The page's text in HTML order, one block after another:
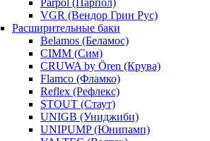
Parpol (Парпол)
VGR (Вендор Грин Рус)
Расширительные баки
Belamos (Беламос)
CIMM (Сим)
CRUWA by Ören (Крува)
Flamco (Фламко)
Reflex (Рефлекс)
STOUT (Стаут)
UNIGB (Униджиби)
UNIPUMP (Юнипамп)